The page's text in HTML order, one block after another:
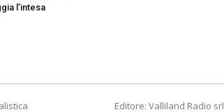
l’intesa
Editore: Valliland Radio srl